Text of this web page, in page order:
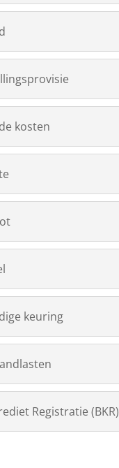
kosten
keuring
Registratie (BKR)